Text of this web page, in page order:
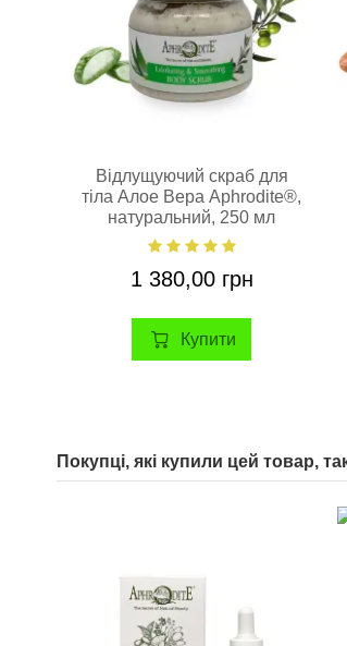
Відлущуючий скраб для
тіла Алое Вера Aphrodite®,
натуральний, 250 мл
1 380,00 грн
Купити
Покупці, які купили цей товар,